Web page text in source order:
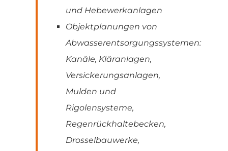
und Hebewerkanlagen
Objektplanungen von
Abwasserentsorgungssystemen:
Kanäle, Kläranlagen,
Versickerungsanlagen,
Mulden und
Rigolensysteme,
Regenrückhaltebecken,
Drosselbauwerke,